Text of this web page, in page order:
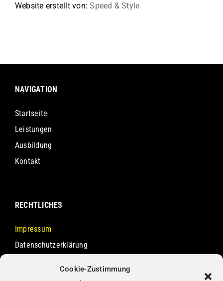
Cookie-Zustimmung
Website erstellt von:Speed & Style
NAVIGATION
Startseite
Leistungen
Ausbildung
Kontakt
RECHTLICHES
Impressum
Datenschutzerklärung